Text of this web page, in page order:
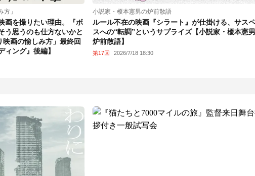
」
画を撮りたい理由。『ボ
う思うのも仕方ないかと
画の愉しみ方」最終回
ィング』後編】
小説家・榎本憲男の炉前散語
ルール不在の映画『シラート』が仕掛ける、サス
スへの“転調”というサプライズ【小説家・榎本憲
炉前散語】
第17回 2026/7/18 18:30